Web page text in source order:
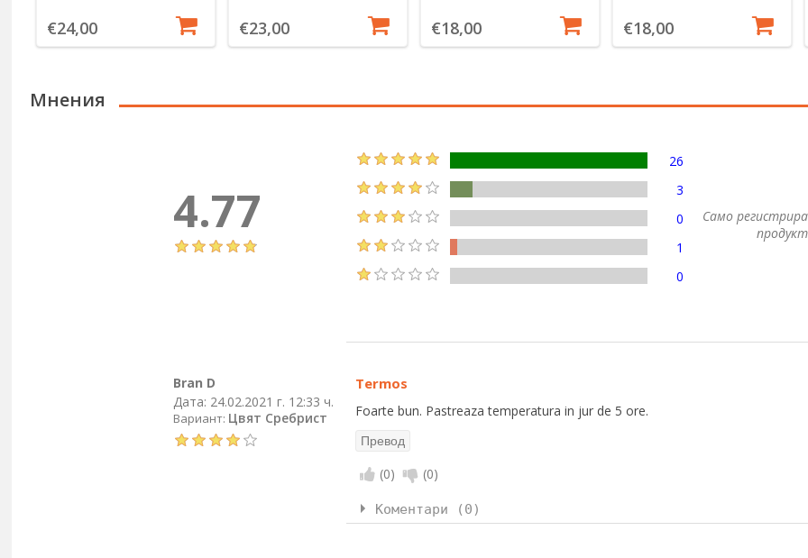
€24,00 €23,00 €18,00 €18,00
Мнения
4.77
26
3
0
1
0
Само
Bran D
Дата: 24.02.2021 г. 12:33 ч.
Вариант: Цвят Сребрист
Termos
Foarte bun. Pastreaza temperatura in jur de 5 ore.
(0) (0)
Коментари (0)